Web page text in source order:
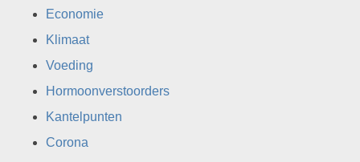
Economie
Klimaat
Voeding
Hormoonverstoorders
Kantelpunten
Corona